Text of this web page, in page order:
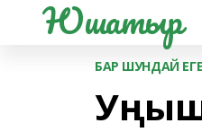
Юшатыр
БАР ШУНДАЙ